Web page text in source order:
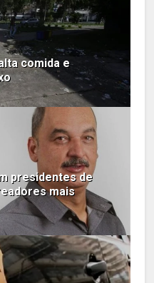
comida e
presidentes de
mais